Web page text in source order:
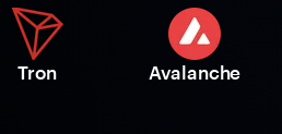
Tron Avalanche